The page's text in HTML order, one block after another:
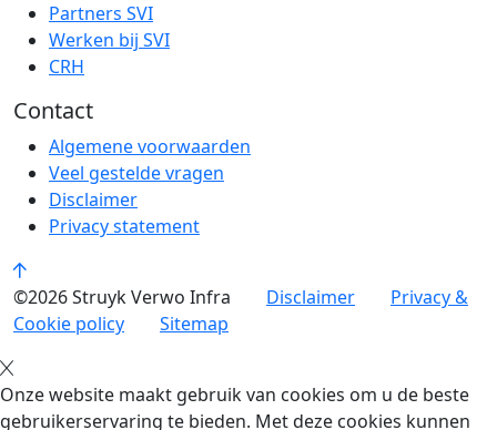
Partners SVI
Werken bij SVI
CRH
Contact
Algemene voorwaarden
Veel gestelde vragen
Disclaimer
Privacy statement
©2026 Struyk Verwo Infra Disclaimer
Privacy &
Cookie policy
Sitemap
Onze website maakt gebruik van cookies om u de beste
gebruikerservaring te bieden. Met deze cookies kunnen